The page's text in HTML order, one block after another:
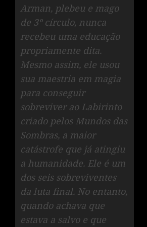
Arman, plebeu e mago
de 3º círculo, nunca
recebeu uma educação
propriamente dita.
Mesmo assim, ele usou
sua maestria em magia
para conseguir
sobreviver ao Labirinto
criado pelos Mundos das
Sombras, a maior
catástrofe que já atingiu
a humanidade. Ele é um
dos seis sobreviventes
da luta final. No entanto,
quando achava que
estava a salvo e que